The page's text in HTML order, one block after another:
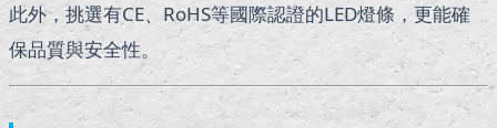
此外，挑選有CE、RoHS等國際認證的LED燈條，更能確
保品質與安全性。